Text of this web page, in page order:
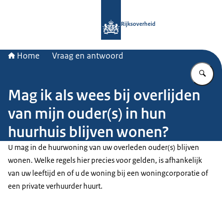
Rijksoverheid
Home Vraag en antwoord
Mag ik als wees bij overlijden
van mijn ouder(s) in hun
huurhuis blijven wonen?
U mag in de huurwoning van uw overleden ouder(s) blijven
wonen. Welke regels hier precies voor gelden, is afhankelijk
van uw leeftijd en of u de woning bij een woningcorporatie of
een private verhuurder huurt.